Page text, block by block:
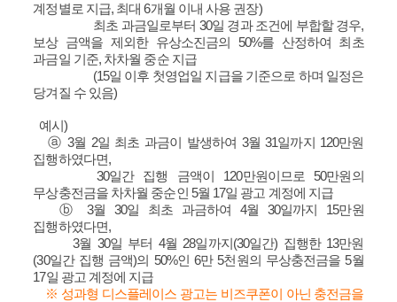
계정별로 지급, 최대 6개월 이내 사용 권장)
최초 과금일로부터 30일 경과 조건에 부합할 경우,
보상 금액을 제외한 유상소진금의 50%를 산정하여 최초
과금일 기준, 차차월 중순 지급
(15일 이후 첫영업일 지급을 기준으로 하며 일정은
당겨질 수 있음)
예시)
ⓐ 3월 2일 최초 과금이 발생하여 3월 31일까지 120만원
집행하였다면,
30일간 집행 금액이 120만원이므로 50만원의
무상충전금을 차차월 중순인 5월 17일 광고 계정에 지급
ⓑ 3월 30일 최초 과금하여 4월 30일까지 15만원
집행하였다면,
3월 30일 부터 4월 28일까지(30일간) 집행한 13만원
(30일간 집행 금액)의 50%인 6만 5천원의 무상충전금을 5월
17일 광고 계정에 지급
※ 성과형 디스플레이스 광고는 비즈쿠폰이 아닌 충전금을